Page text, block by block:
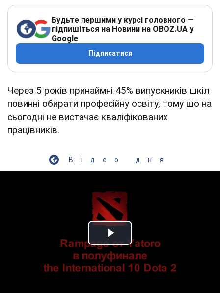
Будьте першими у курсі головного —
підпишіться на Новини на OBOZ.UA у
Google
Підписатися
Через 5 років принаймні 45% випускників шкіл
повинні обирати професійну освіту, тому що на
сьогодні не вистачає кваліфікованих
працівників.
Відео дня
Play Video